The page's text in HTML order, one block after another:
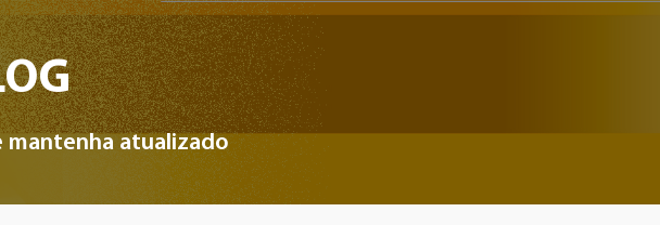
mantenha atualizado